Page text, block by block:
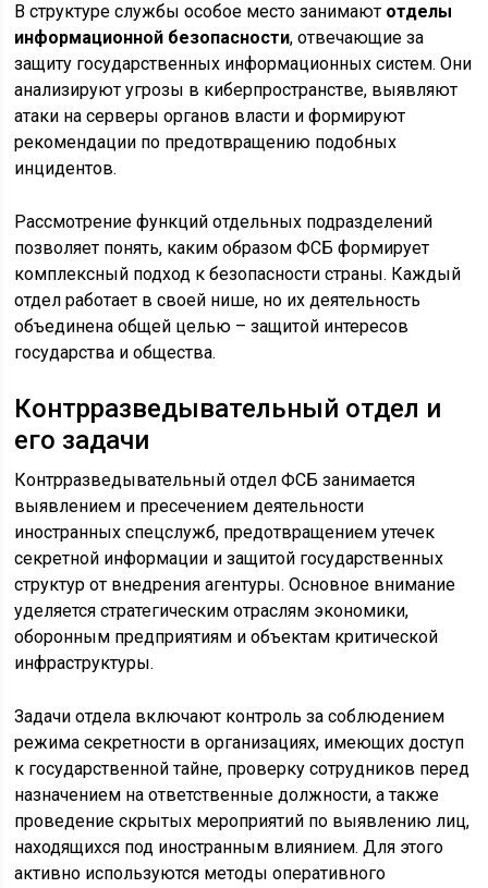
В структуре службы особое место занимают отделы
информационной безопасности, отвечающие за
защиту государственных информационных систем. Они
анализируют угрозы в киберпространстве, выявляют
атаки на серверы органов власти и формируют
рекомендации по предотвращению подобных
инцидентов.
Рассмотрение функций отдельных подразделений
позволяет понять, каким образом ФСБ формирует
комплексный подход к безопасности страны. Каждый
отдел работает в своей нише, но их деятельность
объединена общей целью – защитой интересов
государства и общества.
Контрразведывательный отдел и
его задачи
Контрразведывательный отдел ФСБ занимается
выявлением и пресечением деятельности
иностранных спецслужб, предотвращением утечек
секретной информации и защитой государственных
структур от внедрения агентуры. Основное внимание
уделяется стратегическим отраслям экономики,
оборонным предприятиям и объектам критической
инфраструктуры.
Задачи отдела включают контроль за соблюдением
режима секретности в организациях, имеющих доступ
к государственной тайне, проверку сотрудников перед
назначением на ответственные должности, а также
проведение скрытых мероприятий по выявлению лиц,
находящихся под иностранным влиянием. Для этого
активно используются методы оперативного